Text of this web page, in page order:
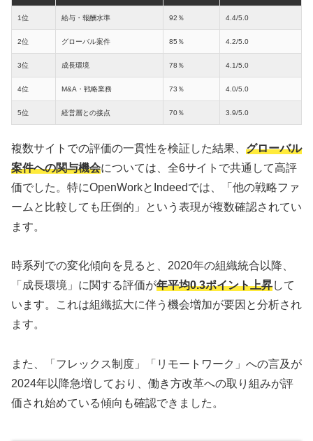
1位 給与・報酬水準 92％ 4.4/5.0
2位 グローバル案件 85％ 4.2/5.0
3位 成長環境 78％ 4.1/5.0
4位 M&A・戦略業務 73％ 4.0/5.0
5位 経営層との接点 70％ 3.9/5.0
複数サイトでの評価の一貫性を検証した結果、 グローバル
案件への関与機会については、全6サイトで共通して高評
価でした。特にOpenWorkとIndeedでは、「他の戦略ファ
ームと比較しても圧倒的」という表現が複数確認されてい
ます。
時系列での変化傾向を見ると、2020年の組織統合以降、
「成長環境」に関する評価が年平均0.3ポイント上昇して
います。これは組織拡大に伴う機会増加が要因と分析され
ます。
また、「フレックス制度」「リモートワーク」への言及が
2024年以降急増しており、働き方改革への取り組みが評
価され始めている傾向も確認できました。